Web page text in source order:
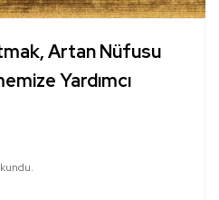
Artan Nüfusu
Yardımcı